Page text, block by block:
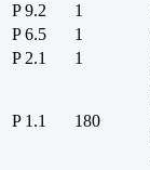
P 9.2
1
P 6.5
1
P 2.1
1
P 1.1 180